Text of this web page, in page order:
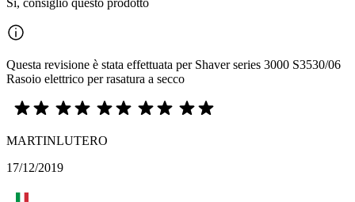
Questa revisione è stata effettuata per Shaver series 3000 S3530/06
Rasoio elettrico per rasatura a secco
MARTINLUTERO
17/12/2019